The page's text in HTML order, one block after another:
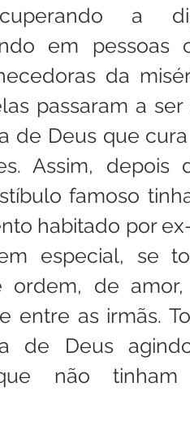
a
em pessoas
da
passaram a
de Deus que
Assim, depois
famoso
habitado por
especial, se
ordem, de
entre as irmãs.
de Deus
não tinham